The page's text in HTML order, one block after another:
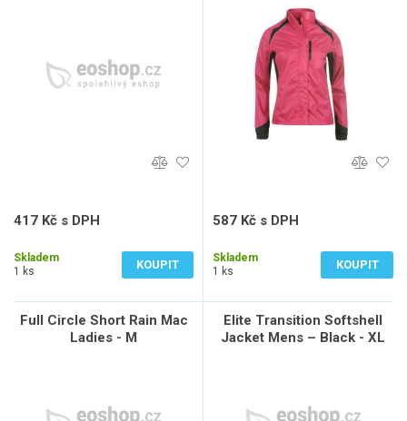
417 Kč s DPH
Skladem
1 ks
KOUPIT
587 Kč s DPH
Skladem
1 ks
KOUPIT
Full Circle Short Rain Mac
Ladies - M
Elite Transition Softshell
Jacket Mens – Black - XL